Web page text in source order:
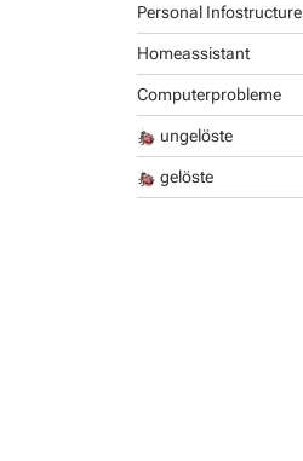
Personal Infostructure
Homeassistant
Computerprobleme
ungelöste
gelöste